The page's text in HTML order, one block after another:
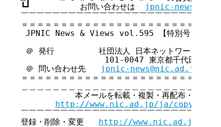
┗┛          お問い合わせは
jpnic-
￣￣￣￣￣￣￣￣￣￣￣￣￣￣￣￣￣￣￣￣￣￣￣￣
＝＝＝＝＝＝＝＝＝＝＝＝＝＝＝＝＝＝＝＝＝＝＝＝
JPNIC News & Views vol.595 【特別号】
＠ 発行         社団法人 日本ネットワークインフ
101-0047 東京都千代田区内神
＠ 問い合わせ先
jpnic-news@nic.ad.jp
＝＝＝＝＝＝＝＝＝＝＝＝＝＝＝＝＝＝＝＝＝＝＝＝
本メールを転載・複製・再配布・引用さ
http://www.nic.ad.jp/ja/
￣￣￣￣￣￣￣￣￣￣￣￣￣￣￣￣￣￣￣￣￣￣￣￣
登録・削除・変更 http://www.nic.ad.jp/ja/